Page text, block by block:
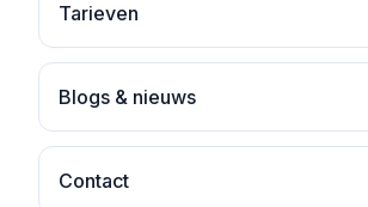
Tarieven
Blogs & nieuws
Contact